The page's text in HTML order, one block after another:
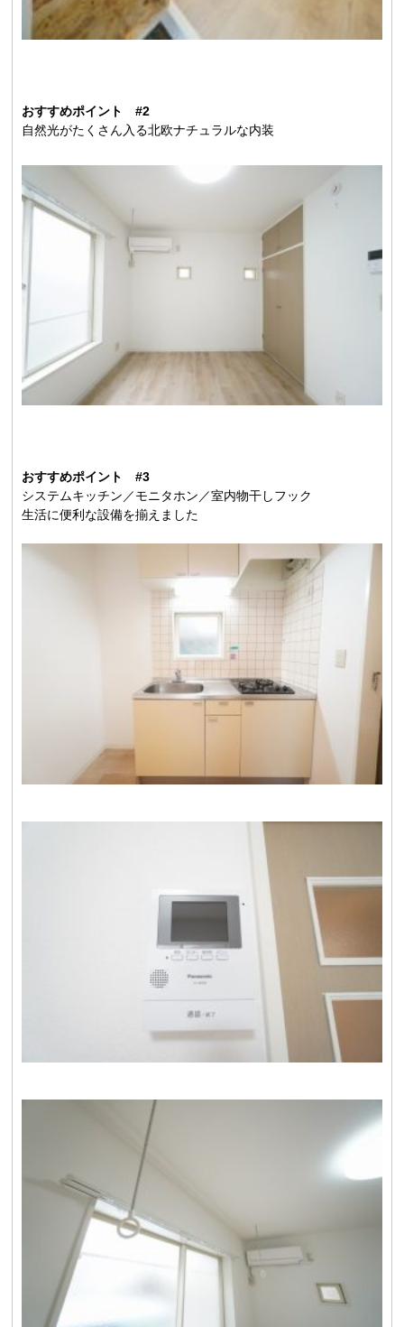
おすすめポイント #2
自然光がたくさん入る北欧ナチュラルな内装
おすすめポイント #3
システムキッチン／モニタホン／室内物干しフック
生活に便利な設備を揃えました